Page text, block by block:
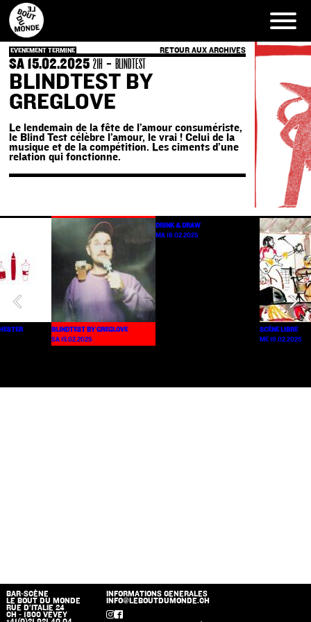
Skip
content
EVENEMENT TERMINE RETOUR AUX ARCHIVES
SA 15.02.2025 21H -BLINDTEST
BLINDTEST BY
GREGLOVE
Le lendemain de la fête de l’amour consumériste,
le Blind Test célèbre l’amour, le vrai ! Celui de la
musique et de la compétition. Les ciments d’une
relation qui fonctionne.
BLINDTEST BY GREGLOVE
SA 15.02.2025
DRINK & DRAW
MA 18.02.2025
SCÈNE LIBRE
ME 19.02.2025
BAR-SCÈNE
LE BOUT DU MONDE
RUE D’ITALIE 24
CH - 1800 VEVEY
INFORMATIONS GENERALES
INFO@LEBOUTDUMONDE.CH